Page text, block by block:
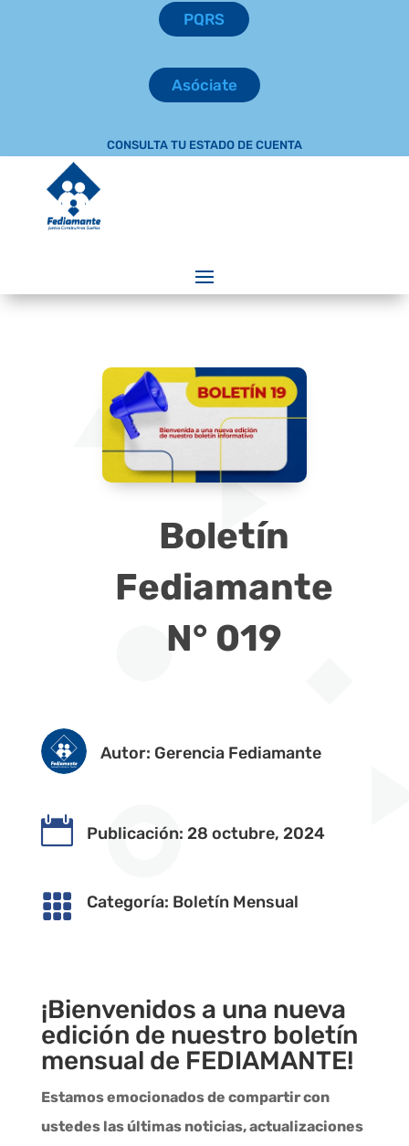
PQRS
Asóciate
CONSULTA TU ESTADO DE CUENTA
Boletín
Fediamante
N° 019
Autor: Gerencia Fediamante
 Publicación: 28 octubre, 2024
 Categoría: Boletín Mensual
¡Bienvenidos a una nueva
edición de nuestro boletín
mensual de FEDIAMANTE!
Estamos emocionados de compartir con
ustedes las últimas noticias, actualizaciones